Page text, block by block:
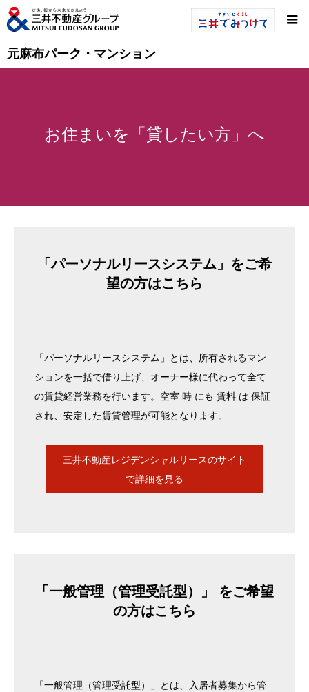
元麻布パーク・マンション
お住まいを「貸したい方」へ
「パーソナルリースシステム」をご希
望の方はこちら
「パーソナルリースシステム」とは、所有されるマン
ションを一括で借り上げ、オーナー様に代わって全て
の賃貸経営業務を行います。空室 時 にも 賃料 は 保証
され、安定した賃貸管理が可能となります。
三井不動産レジデンシャルリースのサイト
で詳細を見る
「一般管理（管理受託型）」 をご希望
の方はこちら
「一般管理（管理受託型）」とは、入居者募集から管